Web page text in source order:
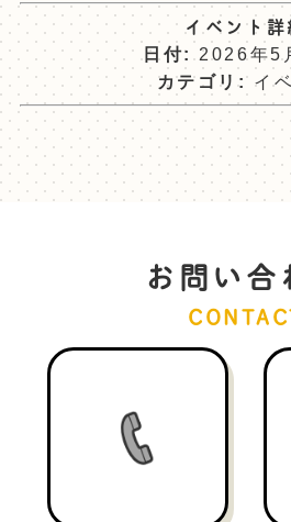
イベント詳
日付:
2026年5
カテゴリ: イ
お問い合